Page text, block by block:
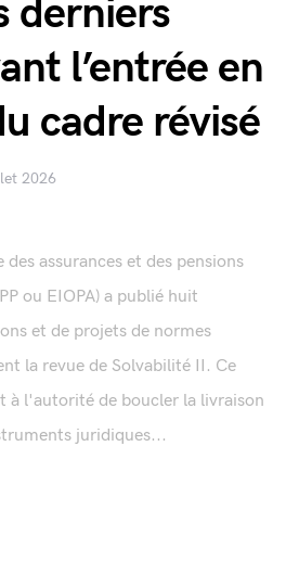
derniers
l’entrée en
cadre révisé
2026
assurances et des pensions
ou EIOPA) a publié huit
et de projets de normes
la revue de Solvabilité II. Ce
à l'autorité de boucler la livraison
juridiques...